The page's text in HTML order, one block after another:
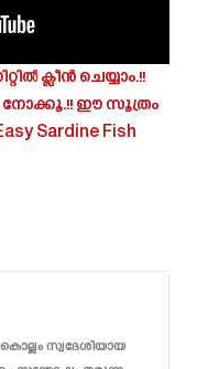
ക്ലീൻ ചെയ്യാം.!!
നോക്കൂ.!! ഈ സൂത്രം
Sardine Fish
സ്വദേശിയായ